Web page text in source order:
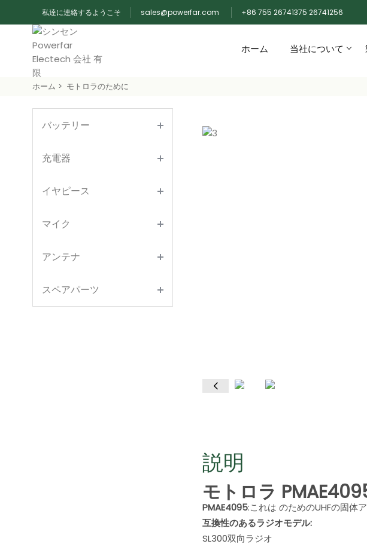
私達に連絡するようこそ sales@powerfar.com +86 755 26741375 26741256
ホーム 当社について
ホーム モトロラのために
バッテリー
充電器
イヤピース
マイク
アンテナ
スペアパーツ
説明
モトロラ
PMAE4095:これは のためのUHFの固体
互換性のあるラジオモデル:
SL300双向ラジオ